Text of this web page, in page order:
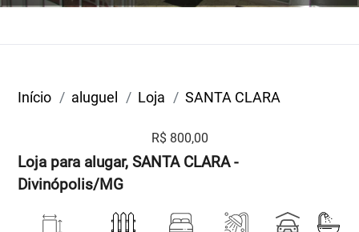
Início aluguel Loja SANTA CLARA
R$ 800,00
Loja para alugar, SANTA CLARA -
Divinópolis/MG